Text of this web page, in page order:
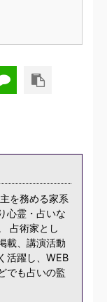
を務める家系
心霊・占いな
占術家とし
載、講演活動
活躍し、WEB
でも占いの監